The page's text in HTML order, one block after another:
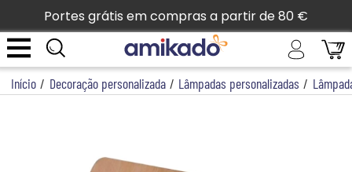
Portes grátis em compras a partir de 80 €
Início / Decoração personalizada / Lâmpadas personalizadas /